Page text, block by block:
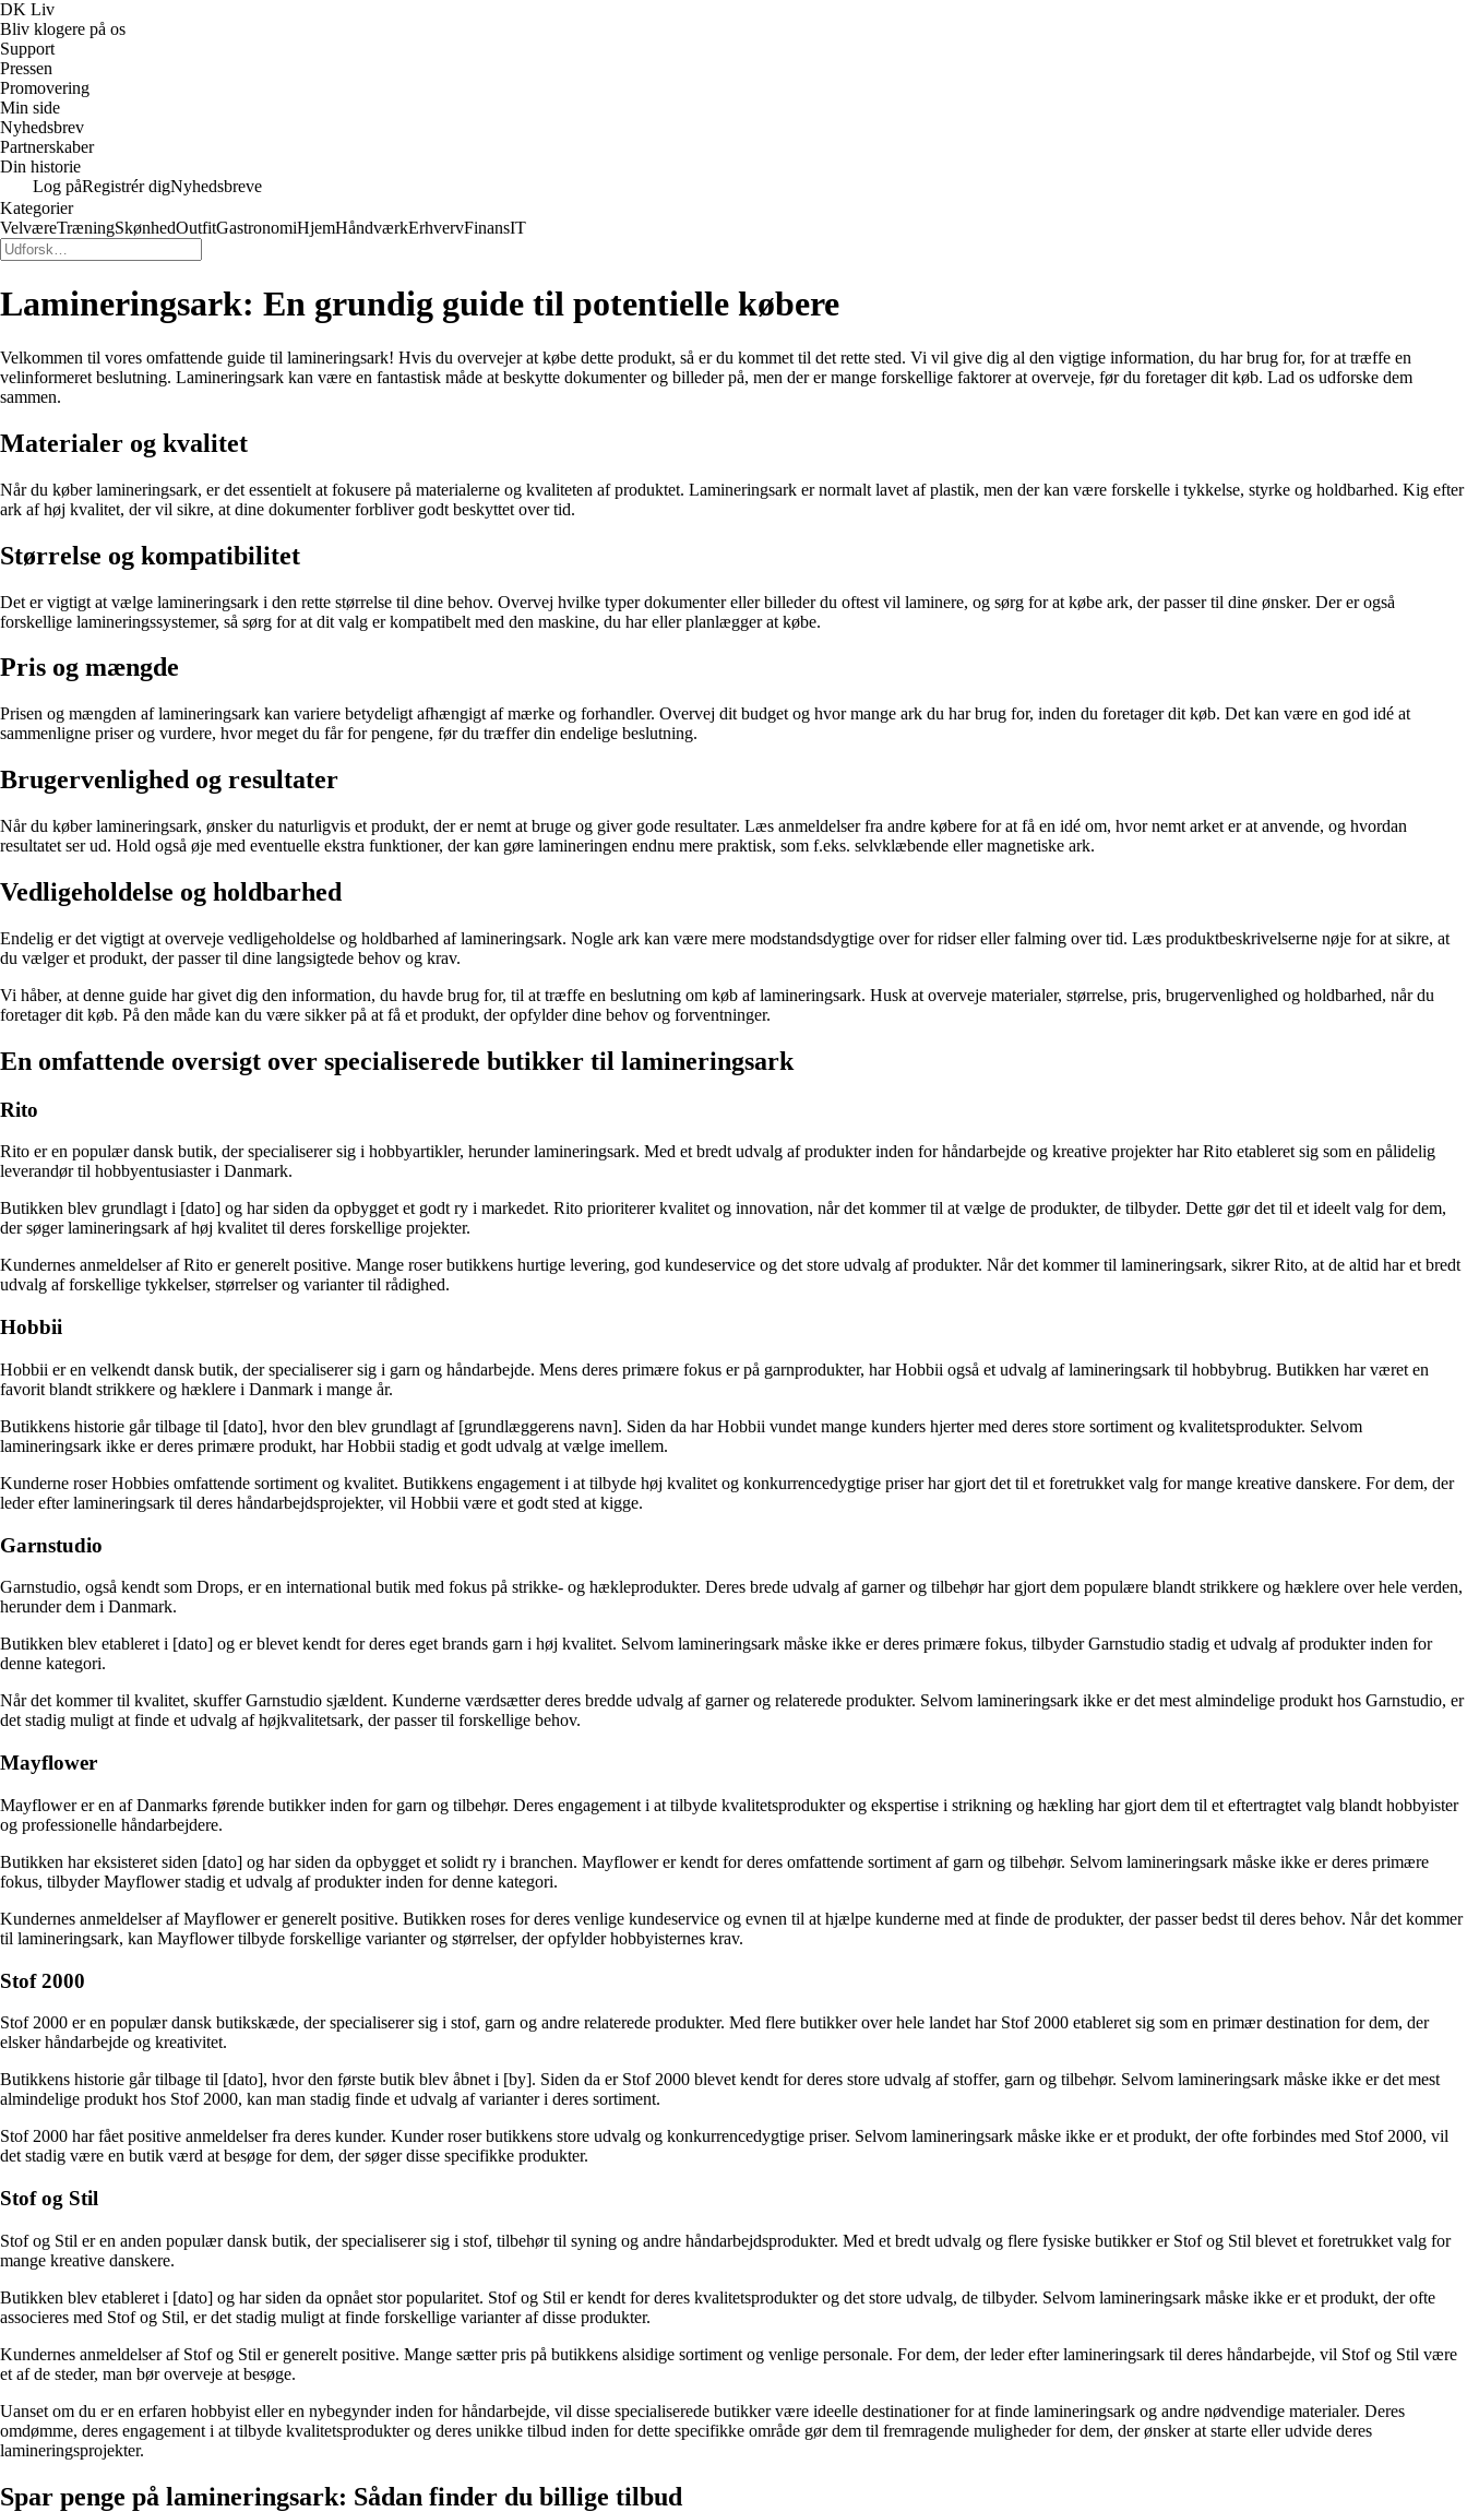
DK Liv
Bliv klogere på os
Support
Pressen
Promovering
Min side
Nyhedsbrev
Partnerskaber
Din historie
Log påRegistrér digNyhedsbreve
Kategorier
VelværeTræningSkønhedOutfitGastronomiHjemHåndværkErhvervFinansIT
Lamineringsark: En grundig guide til potentielle købere
Velkommen til vores omfattende guide til lamineringsark! Hvis du overvejer at købe dette produkt, så er du kommet til det rette sted. Vi vil give dig al den vigtige information, du har brug for, for at træffe en
velinformeret beslutning. Lamineringsark kan være en fantastisk måde at beskytte dokumenter og billeder på, men der er mange forskellige faktorer at overveje, før du foretager dit køb. Lad os udforske dem
sammen.
Materialer og kvalitet
Når du køber lamineringsark, er det essentielt at fokusere på materialerne og kvaliteten af produktet. Lamineringsark er normalt lavet af plastik, men der kan være forskelle i tykkelse, styrke og holdbarhed. Kig efter
ark af høj kvalitet, der vil sikre, at dine dokumenter forbliver godt beskyttet over tid.
Størrelse og kompatibilitet
Det er vigtigt at vælge lamineringsark i den rette størrelse til dine behov. Overvej hvilke typer dokumenter eller billeder du oftest vil laminere, og sørg for at købe ark, der passer til dine ønsker. Der er også
forskellige lamineringssystemer, så sørg for at dit valg er kompatibelt med den maskine, du har eller planlægger at købe.
Pris og mængde
Prisen og mængden af lamineringsark kan variere betydeligt afhængigt af mærke og forhandler. Overvej dit budget og hvor mange ark du har brug for, inden du foretager dit køb. Det kan være en god idé at
sammenligne priser og vurdere, hvor meget du får for pengene, før du træffer din endelige beslutning.
Brugervenlighed og resultater
Når du køber lamineringsark, ønsker du naturligvis et produkt, der er nemt at bruge og giver gode resultater. Læs anmeldelser fra andre købere for at få en idé om, hvor nemt arket er at anvende, og hvordan
resultatet ser ud. Hold også øje med eventuelle ekstra funktioner, der kan gøre lamineringen endnu mere praktisk, som f.eks. selvklæbende eller magnetiske ark.
Vedligeholdelse og holdbarhed
Endelig er det vigtigt at overveje vedligeholdelse og holdbarhed af lamineringsark. Nogle ark kan være mere modstandsdygtige over for ridser eller falming over tid. Læs produktbeskrivelserne nøje for at sikre, at
du vælger et produkt, der passer til dine langsigtede behov og krav.
Vi håber, at denne guide har givet dig den information, du havde brug for, til at træffe en beslutning om køb af lamineringsark. Husk at overveje materialer, størrelse, pris, brugervenlighed og holdbarhed, når du
foretager dit køb. På den måde kan du være sikker på at få et produkt, der opfylder dine behov og forventninger.
En omfattende oversigt over specialiserede butikker til lamineringsark
Rito
Rito er en populær dansk butik, der specialiserer sig i hobbyartikler, herunder lamineringsark. Med et bredt udvalg af produkter inden for håndarbejde og kreative projekter har Rito etableret sig som en pålidelig
leverandør til hobbyentusiaster i Danmark.
Butikken blev grundlagt i [dato] og har siden da opbygget et godt ry i markedet. Rito prioriterer kvalitet og innovation, når det kommer til at vælge de produkter, de tilbyder. Dette gør det til et ideelt valg for dem,
der søger lamineringsark af høj kvalitet til deres forskellige projekter.
Kundernes anmeldelser af Rito er generelt positive. Mange roser butikkens hurtige levering, god kundeservice og det store udvalg af produkter. Når det kommer til lamineringsark, sikrer Rito, at de altid har et bredt
udvalg af forskellige tykkelser, størrelser og varianter til rådighed.
Hobbii
Hobbii er en velkendt dansk butik, der specialiserer sig i garn og håndarbejde. Mens deres primære fokus er på garnprodukter, har Hobbii også et udvalg af lamineringsark til hobbybrug. Butikken har været en
favorit blandt strikkere og hæklere i Danmark i mange år.
Butikkens historie går tilbage til [dato], hvor den blev grundlagt af [grundlæggerens navn]. Siden da har Hobbii vundet mange kunders hjerter med deres store sortiment og kvalitetsprodukter. Selvom
lamineringsark ikke er deres primære produkt, har Hobbii stadig et godt udvalg at vælge imellem.
Kunderne roser Hobbies omfattende sortiment og kvalitet. Butikkens engagement i at tilbyde høj kvalitet og konkurrencedygtige priser har gjort det til et foretrukket valg for mange kreative danskere. For dem, der
leder efter lamineringsark til deres håndarbejdsprojekter, vil Hobbii være et godt sted at kigge.
Garnstudio
Garnstudio, også kendt som Drops, er en international butik med fokus på strikke- og hækleprodukter. Deres brede udvalg af garner og tilbehør har gjort dem populære blandt strikkere og hæklere over hele verden,
herunder dem i Danmark.
Butikken blev etableret i [dato] og er blevet kendt for deres eget brands garn i høj kvalitet. Selvom lamineringsark måske ikke er deres primære fokus, tilbyder Garnstudio stadig et udvalg af produkter inden for
denne kategori.
Når det kommer til kvalitet, skuffer Garnstudio sjældent. Kunderne værdsætter deres bredde udvalg af garner og relaterede produkter. Selvom lamineringsark ikke er det mest almindelige produkt hos Garnstudio, er
det stadig muligt at finde et udvalg af højkvalitetsark, der passer til forskellige behov.
Mayflower
Mayflower er en af ​​Danmarks førende butikker inden for garn og tilbehør. Deres engagement i at tilbyde kvalitetsprodukter og ekspertise i strikning og hækling har gjort dem til et eftertragtet valg blandt hobbyister
og professionelle håndarbejdere.
Butikken har eksisteret siden [dato] og har siden da opbygget et solidt ry i branchen. Mayflower er kendt for deres omfattende sortiment af garn og tilbehør. Selvom lamineringsark måske ikke er deres primære
fokus, tilbyder Mayflower stadig et udvalg af produkter inden for denne kategori.
Kundernes anmeldelser af Mayflower er generelt positive. Butikken roses for deres venlige kundeservice og evnen til at hjælpe kunderne med at finde de produkter, der passer bedst til deres behov. Når det kommer
til lamineringsark, kan Mayflower tilbyde forskellige varianter og størrelser, der opfylder hobbyisternes krav.
Stof 2000
Stof 2000 er en populær dansk butikskæde, der specialiserer sig i stof, garn og andre relaterede produkter. Med flere butikker over hele landet har Stof 2000 etableret sig som en primær destination for dem, der
elsker håndarbejde og kreativitet.
Butikkens historie går tilbage til [dato], hvor den første butik blev åbnet i [by]. Siden da er Stof 2000 blevet kendt for deres store udvalg af stoffer, garn og tilbehør. Selvom lamineringsark måske ikke er det mest
almindelige produkt hos Stof 2000, kan man stadig finde et udvalg af varianter i deres sortiment.
Stof 2000 har fået positive anmeldelser fra deres kunder. Kunder roser butikkens store udvalg og konkurrencedygtige priser. Selvom lamineringsark måske ikke er et produkt, der ofte forbindes med Stof 2000, vil
det stadig være en butik værd at besøge for dem, der søger disse specifikke produkter.
Stof og Stil
Stof og Stil er en anden populær dansk butik, der specialiserer sig i stof, tilbehør til syning og andre håndarbejdsprodukter. Med et bredt udvalg og flere fysiske butikker er Stof og Stil blevet et foretrukket valg for
mange kreative danskere.
Butikken blev etableret i [dato] og har siden da opnået stor popularitet. Stof og Stil er kendt for deres kvalitetsprodukter og det store udvalg, de tilbyder. Selvom lamineringsark måske ikke er et produkt, der ofte
associeres med Stof og Stil, er det stadig muligt at finde forskellige varianter af disse produkter.
Kundernes anmeldelser af Stof og Stil er generelt positive. Mange sætter pris på butikkens alsidige sortiment og venlige personale. For dem, der leder efter lamineringsark til deres håndarbejde, vil Stof og Stil være
et af de steder, man bør overveje at besøge.
Uanset om du er en erfaren hobbyist eller en nybegynder inden for håndarbejde, vil disse specialiserede butikker være ideelle destinationer for at finde lamineringsark og andre nødvendige materialer. Deres
omdømme, deres engagement i at tilbyde kvalitetsprodukter og deres unikke tilbud inden for dette specifikke område gør dem til fremragende muligheder for dem, der ønsker at starte eller udvide deres
lamineringsprojekter.
Spar penge på lamineringsark: Sådan finder du billige tilbud